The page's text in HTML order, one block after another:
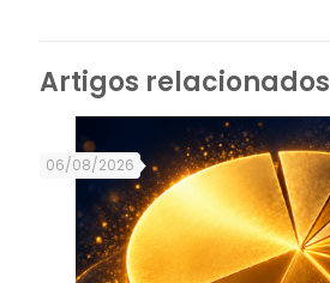
Artigos relacionados
06/08/2026